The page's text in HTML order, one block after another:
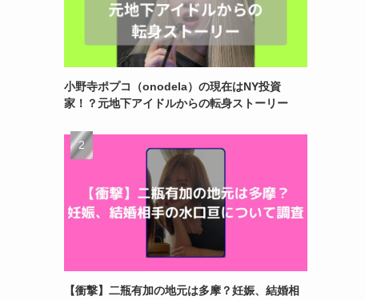
小野寺ポプコ（onodela）の現在はNY投資
家！？元地下アイドルからの転身ストーリー
【衝撃】二瓶有加の地元は多摩？妊娠、結婚相